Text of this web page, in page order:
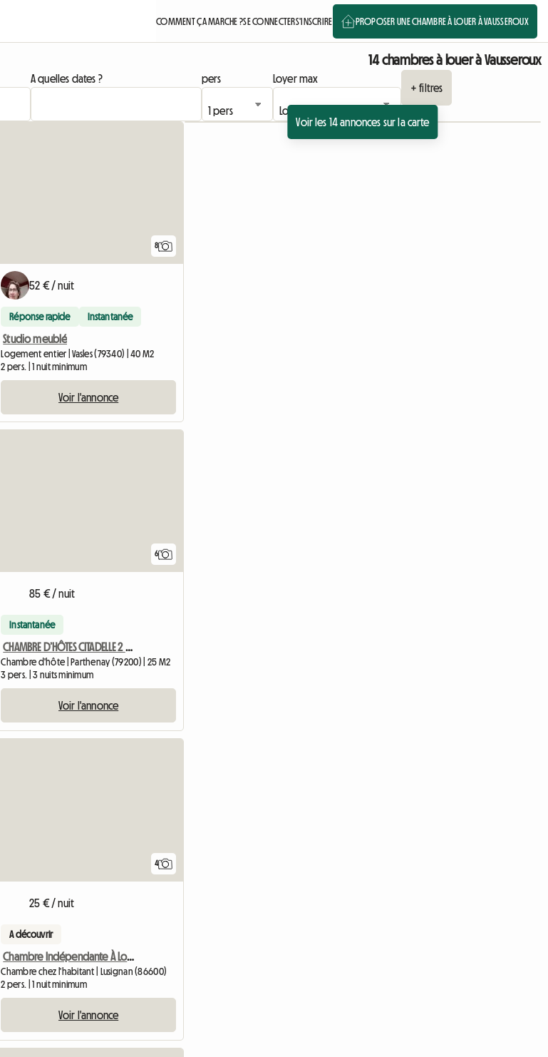
COMMENT ÇA MARCHE ?SE CONNECTERS'INSCRIRE PROPOSER UNE CHAMBRE À LOUER À VAUSSEROUX
14 chambres à louer à Vausseroux
A quelles dates ? pers
Loyer max
+ filtres
Voir les 14 annonces sur la carte
8
52 € / nuit
Réponse rapide Instantanée
Studio meublé
Logement entier | Vasles (79340) | 40 M2
2 pers. | 1 nuit minimum
Voir l'annonce
6
85 € / nuit
Instantanée
CHAMBRE D’HÔTES CITADELLE 2 FLIP
Chambre d'hôte | Parthenay (79200) | 25 M2
3 pers. | 3 nuits minimum
Voir l'annonce
4
25 € / nuit
A découvrir
Chambre Indépendante À Louer Chez L'Habitant
Chambre chez l'habitant | Lusignan (86600)
2 pers. | 1 nuit minimum
Voir l'annonce